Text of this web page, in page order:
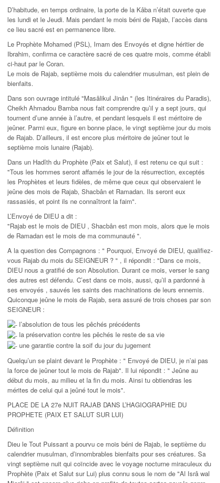
D’habitude, en temps ordinaire, la porte de la Kâba n’était ouverte que
les lundi et le Jeudi. Mais pendant le mois béni de Rajab, l’accès dans
ce lieu sacré est en permanence libre.
Le Prophète Mohamed (PSL), Imam des Envoyés et digne héritier de
Ibrahim, confirma ce caractère sacré de ces quatre mois, comme établi
ci-haut par le Coran.
Le mois de Rajab, septième mois du calendrier musulman, est plein de
bienfaits.
Dans son ouvrage intitulé "Masâlikul Jinân " (les Itinéraires du Paradis),
Cheikh Ahmadou Bamba nous fait comprendre qu’il y a sept jours, qui
tournent d’une année à l’autre, et pendant lesquels il est méritoire de
jeûner. Parmi eux, figure en bonne place, le vingt septième jour du mois
de Rajab. D’ailleurs, il est encore plus méritoire de jeûner tout le
septième mois lunaire (Rajab).
Dans un Hadîth du Prophète (Paix et Salut), il est retenu ce qui suit :
"Tous les hommes seront affamés le jour de la résurrection, exceptés
les Prophètes et leurs fidèles, de même que ceux qui observaient le
jeûne des mois de Rajab, Shacbân et Ramadan. Ils seront eux
rassasiés, et point ils ne connaîtront la faim".
L’Envoyé de DIEU a dit :
"Rajab est le mois de DIEU , Shacbân est mon mois, alors que le mois
de Ramadan est le mois de ma communauté ".
A la question des Compagnons : " Pourquoi, Envoyé de DIEU, qualifiez-
vous Rajab du mois du SEIGNEUR ? " , il répondit : "Dans ce mois,
DIEU nous a gratifié de son Absolution. Durant ce mois, verser le sang
des autres est défendu. C’est dans ce mois, aussi, qu’il a pardonné à
ses envoyés , sauvés les saints des machinations de leurs ennemis.
Quiconque jeûne le mois de Rajab, sera assuré de trois choses par son
SEIGNEUR :
l’absolution de tous les pêchés précédents
la préservation contre les pêchés le reste de sa vie
une garantie contre la soif du jour du jugement
Quelqu’un se plaint devant le Prophète : " Envoyé de DIEU, je n’ai pas
la force de jeûner tout le mois de Rajab". Il lui répondit : " Jeûne au
début du mois, au milieu et la fin du mois. Ainsi tu obtiendras les
mérites de celui qui a jeûné tout le mois".
PLACE DE LA 27e NUIT RAJAB DANS L’HAGIOGRAPHIE DU
PROPHETE (PAIX ET SALUT SUR LUI)
Définition
Dieu le Tout Puissant a pourvu ce mois béni de Rajab, le septième du
calendrier musulman, d’innombrables bienfaits pour ses créatures. Sa
vingt septième nuit qui coïncide avec le voyage nocturne miraculeux du
Prophète (Paix et Salut sur Lui) plus connu sous le nom de "Al Isrâ wal